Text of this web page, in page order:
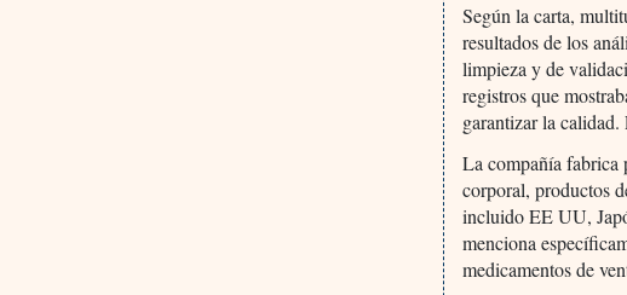
Según la carta,
resultados de los
limpieza y de
registros que
garantizar la
La compañía fabrica
corporal, productos
incluido EE UU,
menciona
medicamentos de